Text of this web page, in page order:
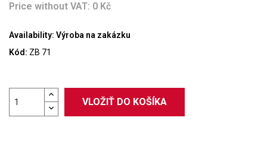
Price without VAT: 0 Kč
Availability: Výroba na zakázku
Kód: ZB 71
VLOŽIŤ DO KOŠÍKA